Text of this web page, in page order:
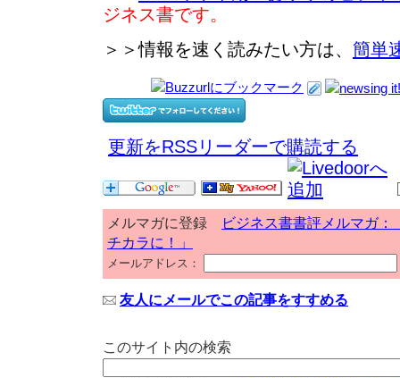
ジネス書です。
＞＞情報を速く読みたい方は、 簡単
更新をRSSリーダーで購読する
メルマガに登録
ビジネス書書評メルマガ：
チカラに！」
メールアドレス：
友人にメールでこの記事をすすめる
このサイト内の検索